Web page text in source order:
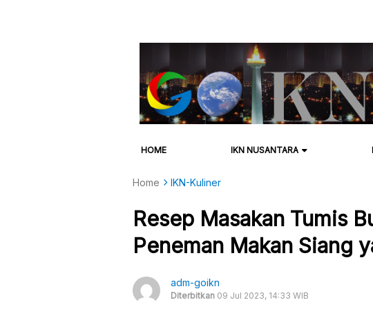
HOME IKN NUSANTARA
Home IKN-Kuliner
Resep Masakan Tumis
Peneman Makan Siang
adm-goikn
Diterbitkan 09 Jul 2023, 14:33 WIB